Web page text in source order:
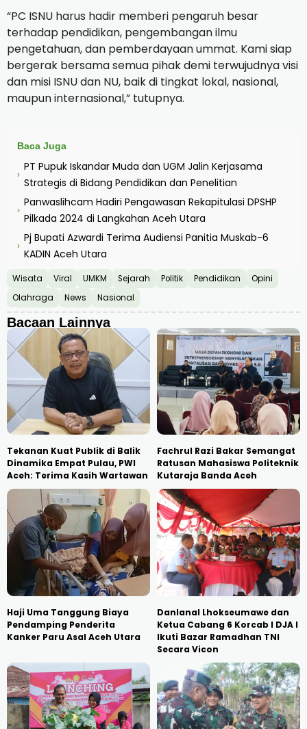
“PC ISNU harus hadir memberi pengaruh besar
terhadap pendidikan, pengembangan ilmu
pengetahuan, dan pemberdayaan ummat. Kami siap
bergerak bersama semua pihak demi terwujudnya visi
dan misi ISNU dan NU, baik di tingkat lokal, nasional,
maupun internasional,” tutupnya.
Baca Juga
›
PT Pupuk Iskandar Muda dan UGM Jalin Kerjasama
Strategis di Bidang Pendidikan dan Penelitian
›
Panwaslihcam Hadiri Pengawasan Rekapitulasi DPSHP
Pilkada 2024 di Langkahan Aceh Utara
›
Pj Bupati Azwardi Terima Audiensi Panitia Muskab-6
KADIN Aceh Utara
Wisata Viral UMKM Sejarah Politik Pendidikan
Opini
Olahraga
News Nasional
Bacaan Lainnya
Tekanan Kuat Publik di Balik
Dinamika Empat Pulau, PWI
Aceh: Terima Kasih Wartawan
Fachrul Razi Bakar Semangat
Ratusan Mahasiswa Politeknik
Kutaraja Banda Aceh
Haji Uma Tanggung Biaya
Pendamping Penderita
Kanker Paru Asal Aceh Utara
Danlanal Lhokseumawe dan
Ketua Cabang 6 Korcab I DJA I
Ikuti Bazar Ramadhan TNI
Secara Vicon